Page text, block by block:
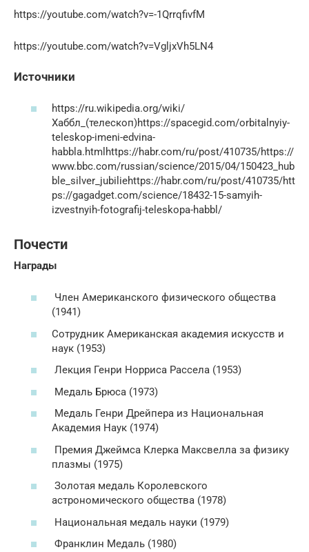
https://youtube.com/watch?v=-1QrrqfivfM
https://youtube.com/watch?v=VgljxVh5LN4
Источники
https://ru.wikipedia.org/wiki/
Хаббл_(телескоп)https://spacegid.com/orbitalnyiy-
teleskop-imeni-edvina-
habbla.htmlhttps://habr.com/ru/post/410735/https://
www.bbc.com/russian/science/2015/04/150423_hub
ble_silver_jubiliehttps://habr.com/ru/post/410735/htt
ps://gagadget.com/science/18432-15-samyih-
izvestnyih-fotografij-teleskopa-habbl/
Почести
Награды
Член Американского физического общества
(1941)
Сотрудник Американская академия искусств и
наук (1953)
Лекция Генри Норриса Рассела (1953)
Медаль Брюса (1973)
Медаль Генри Дрейпера из Национальная
Академия Наук (1974)
Премия Джеймса Клерка Максвелла за физику
плазмы (1975)
Золотая медаль Королевского
астрономического общества (1978)
Национальная медаль науки (1979)
Франклин Медаль (1980)